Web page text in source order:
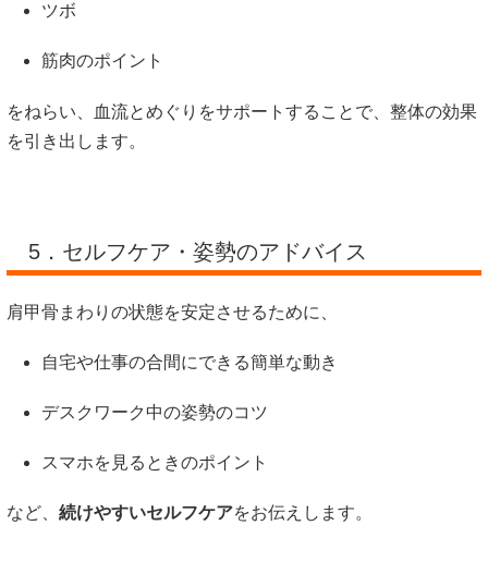
ツボ
筋肉のポイント
をねらい、血流とめぐりをサポートすることで、整体の効果
を引き出します。
5．セルフケア・姿勢のアドバイス
肩甲骨まわりの状態を安定させるために、
自宅や仕事の合間にできる簡単な動き
デスクワーク中の姿勢のコツ
スマホを見るときのポイント
など、 続けやすいセルフケアをお伝えします。